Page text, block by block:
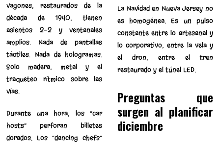
vagones, restaurados de la
década de 1940, tienen
asientos 2-2 y ventanales
amplios. Nada de pantallas
táctiles. Nada de hologramas.
Solo madera, metal y el
traqueteo rítmico sobre las
vías.
Durante una hora, los “car
hosts” perforan billetes
dorados. Los “dancing chefs”
La Navidad en Nueva Jersey no
es homogénea. Es un pulso
constante entre lo artesanal y
lo corporativo, entre la vela y
el dron, entre el tren
restaurado y el túnel LED.
Preguntas que
surgen al planificar
diciembre